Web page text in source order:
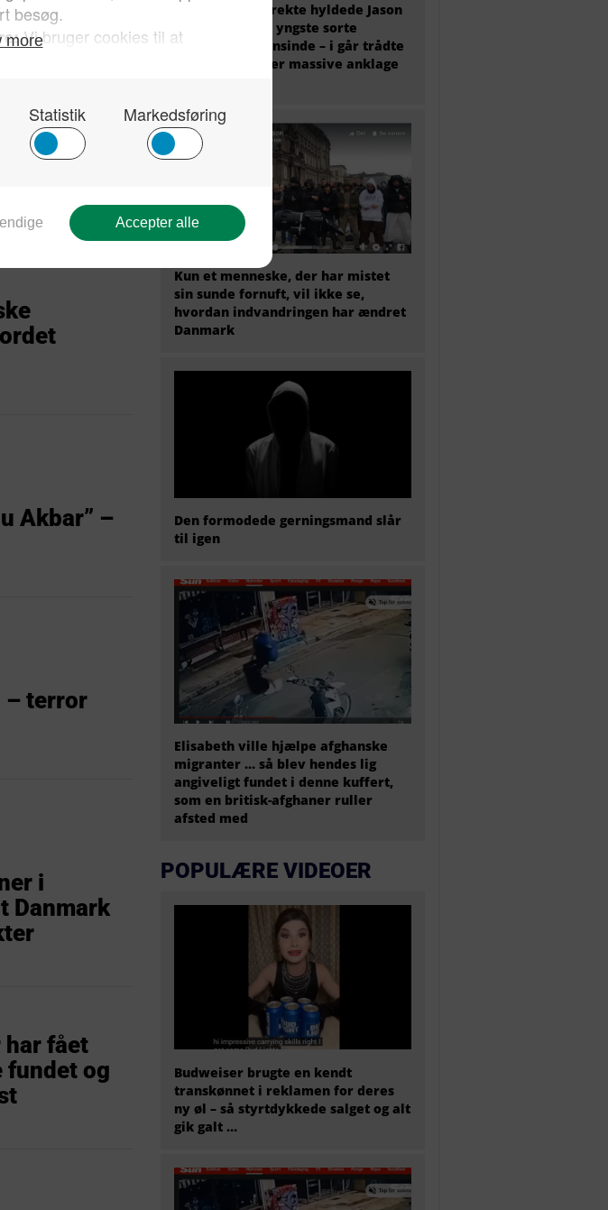
en af
Akbar” –
– terror
i
Danmark
har fået
fundet og
De politisk korrekte hyldede Jason
Arday som den yngste sorte
professor nogensinde – i går trådte
han tilbage efter massive anklage
Kun et menneske, der har mistet
sin sunde fornuft, vil ikke se,
hvordan indvandringen har ændret
Danmark
Den formodede gerningsmand slår
til igen
Elisabeth ville hjælpe afghanske
migranter … så blev hendes lig
angiveligt fundet i denne kuffert,
som en britisk-afghaner ruller
afsted med
POPULÆRE VIDEOER
Budweiser brugte en kendt
transkønnet i reklamen for deres
ny øl – så styrtdykkede salget og alt
gik galt …